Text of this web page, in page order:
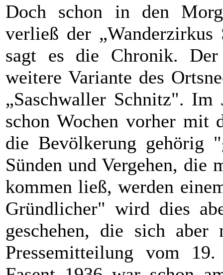
Doch schon in den
verließ der
sagt es die Chronik.
weitere Variante des
„Saschwaller Schnitz". Im
schon Wochen vorher mit
die Bevölkerung gehörig
Sünden und Vergehen, die
kommen ließ, werden
Gründlicher" wird dies
geschehen, die sich
Pressemitteilung vom